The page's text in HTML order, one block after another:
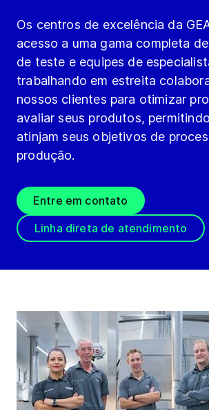
Os centros de excelência da
acesso a uma gama completa
de teste e equipes de
trabalhando em estreita
nossos clientes para otimizar
avaliar seus produtos,
atinjam seus objetivos de
produção.
Entre em contato
Linha direta de atendimento